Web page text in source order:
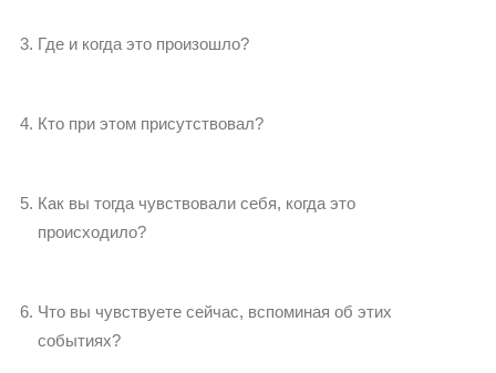
Где и когда это произошло?
Кто при этом присутствовал?
Как вы тогда чувствовали себя, когда это
происходило?
Что вы чувствуете сейчас, вспоминая об этих
событиях?